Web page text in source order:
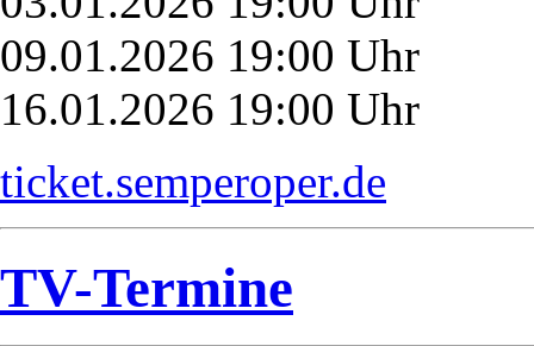
09.01.2026 19:00 Uhr
16.01.2026 19:00 Uhr
ticket.semperoper.de
TV-Termine